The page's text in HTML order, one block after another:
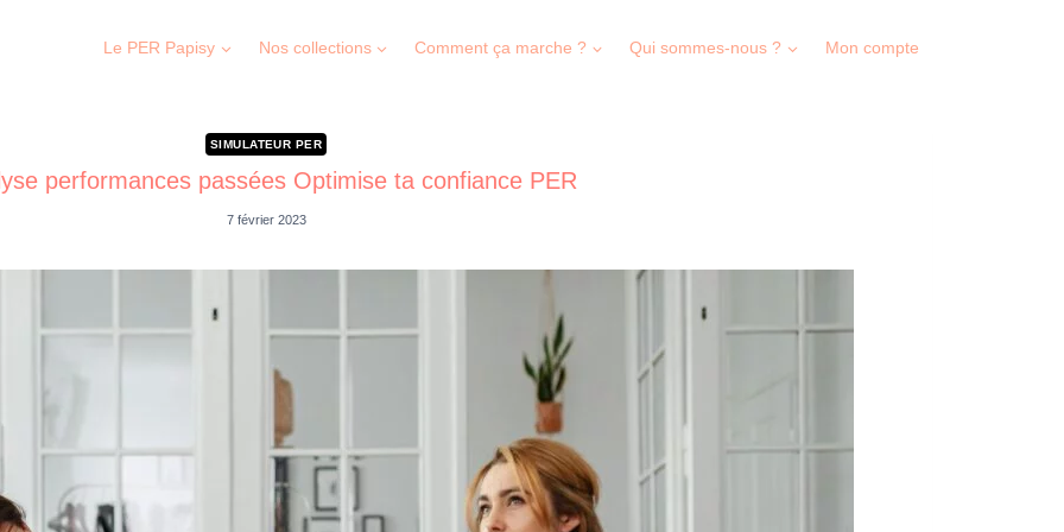
Le PER Papisy Nos collections Comment ça marche ? Qui sommes-nous ? Mon compte
SIMULATEUR PER
performances passées Optimise ta confiance PER
7 février 2023